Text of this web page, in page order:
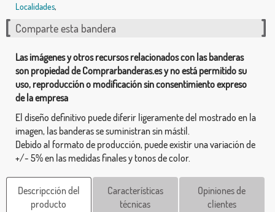
Localidades,
Comparte esta bandera
Las imágenes y otros recursos relacionados con las banderas
son propiedad de Comprarbanderas.es y no está permitido su
uso, reproducción o modificación sin consentimiento expreso
de la empresa
El diseño definitivo puede diferir ligeramente del mostrado en la
imagen, las banderas se suministran sin mástil.
Debido al formato de producción, puede existir una variación de
+/- 5% en las medidas finales y tonos de color.
Descripcción del
producto
Características
técnicas
Opiniones de
clientes